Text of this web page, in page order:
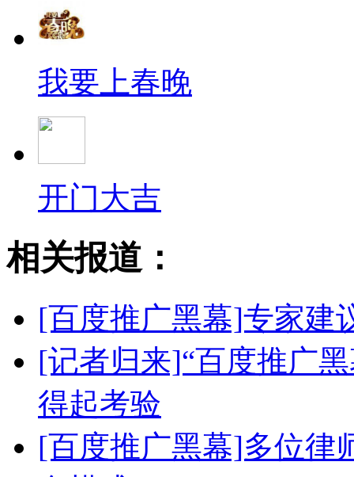
我要上春晚
开门大吉
相关报道：
[百度推广黑幕]专家建
[记者归来]“百度推广
得起考验
[百度推广黑幕]多位律